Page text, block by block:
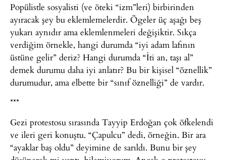
Popülistle sosyalisti (ve öteki “izm”leri) birbirinden
ayıracak şey bu eklemlemelerdir. Ögeler üç aşağı beş
yukarı aynıdır ama eklemlenmeleri değişiktir. Sıkça
verdiğim örnekle, hangi durumda “iyi adam lafının
üstüne gelir” deriz? Hangi durumda “İti an, taşı al”
demek durumu daha iyi anlatır? Bu bir kişisel “öznellik”
durumudur, ama elbette bir “sınıf öznelliği” de vardır.
***
Gezi protestosu sırasında Tayyip Erdoğan çok öfkelendi
ve ileri geri konuştu. “Çapulcu” dedi, örneğin. Bir ara
“ayaklar baş oldu” deyimine de sarıldı. Bunu bir şey